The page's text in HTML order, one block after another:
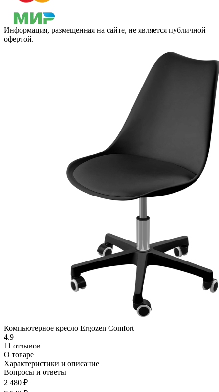
Информация, размещенная на сайте, не является публичной
офертой.
Компьютерное кресло Ergozen Comfort
4.9
11 отзывов
О товаре
Характеристики и описание
Вопросы и ответы
2 480 ₽